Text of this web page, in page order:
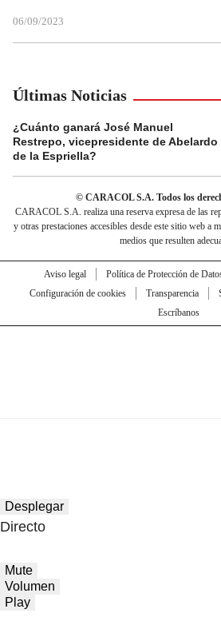
06/09/2023
Últimas Noticias
¿Cuánto ganará José Manuel
Restrepo, vicepresidente de Abelardo
de la Espriella?
© CARACOL S.A. Todos los
CARACOL S.A. realiza una reserva expresa de las
y otras prestaciones accesibles desde este sitio web a
medios que resulten
Aviso legal Política de Protección de
Configuración de cookies
Transparencia
Escríbanos
Desplegar
Directo
Mute
Volumen
Play